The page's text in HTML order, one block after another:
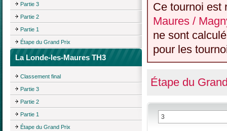
Partie 3
Partie 2
Partie 1
Étape du Grand Prix
La Londe-les-Maures TH3
Classement final
Partie 3
Partie 2
Partie 1
Étape du Grand Prix
Ce tournoi est
Maures /
ne sont
pour les
Étape du